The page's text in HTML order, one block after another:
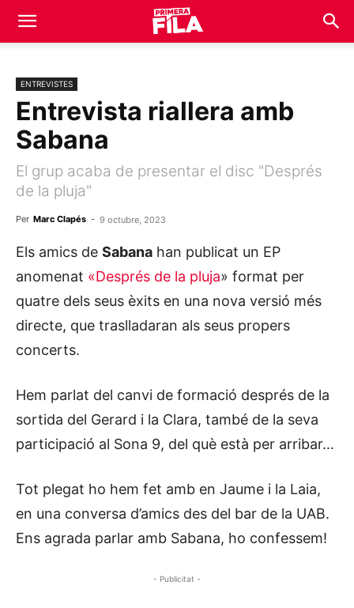
ENTREVISTES
Entrevista riallera amb
Sabana
El grup acaba de presentar el disc "Després
de la pluja"
Per Marc Clapés - 9 octubre, 2023
Els amics de Sabana han publicat un EP
anomenat «Després de la pluja» format per
quatre dels seus èxits en una nova versió més
directe, que traslladaran als seus propers
concerts.
Hem parlat del canvi de formació després de la
sortida del Gerard i la Clara, també de la seva
participació al Sona 9, del què està per arribar…
Tot plegat ho hem fet amb en Jaume i la Laia,
en una conversa d’amics des del bar de la UAB.
Ens agrada parlar amb Sabana, ho confessem!
- Publicitat -